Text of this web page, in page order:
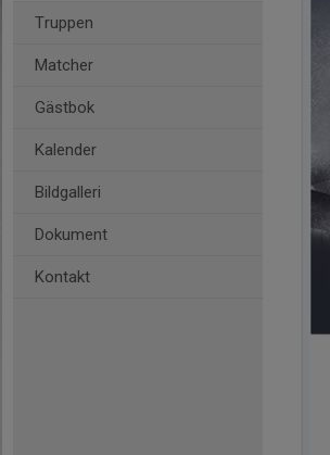
Truppen
Matcher
Gästbok
Kalender
Bildgalleri
Dokument
Kontakt